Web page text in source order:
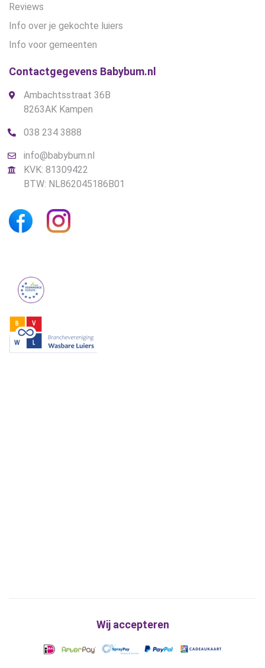
Reviews
Info over je gekochte luiers
Info voor gemeenten
Contactgegevens Babybum.nl
Ambachtsstraat 36B
8263AK Kampen
038 234 3888
info@babybum.nl
KVK: 81309422
BTW: NL862045186B01
Wij accepteren